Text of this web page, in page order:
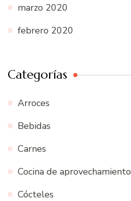
marzo 2020
febrero 2020
Categorías
Arroces
Bebidas
Carnes
Cocina de aprovechamiento
Cócteles